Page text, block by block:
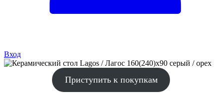
Вход
Приступить к покупкам